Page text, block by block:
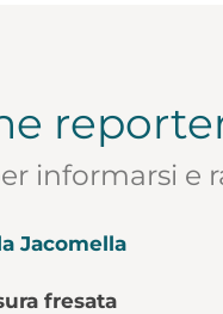
informarsi e
Jacomella
fresata